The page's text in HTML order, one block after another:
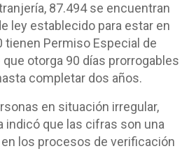
87.494 se encuentran
ley establecido para estar en
tienen Permiso Especial de
que otorga 90 días prorrogables
completar dos años.
en situación irregular,
indicó que las cifras son una
los procesos de verificación